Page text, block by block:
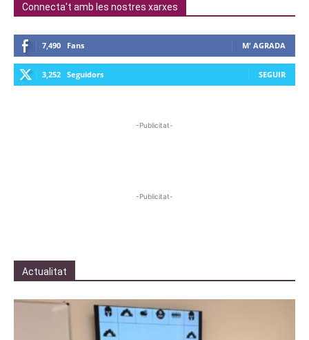
Connecta't amb les nostres xarxes
7,490 Fans M' AGRADA
3,252 Seguidors SEGUIR
-Publicitat-
-Publicitat-
Actualitat